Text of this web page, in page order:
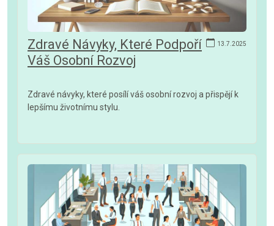
13.7.2025
Zdravé Návyky, Které Podpoří
Váš Osobní Rozvoj
Zdravé návyky, které posílí váš osobní rozvoj a přispějí k
lepšímu životnímu stylu.